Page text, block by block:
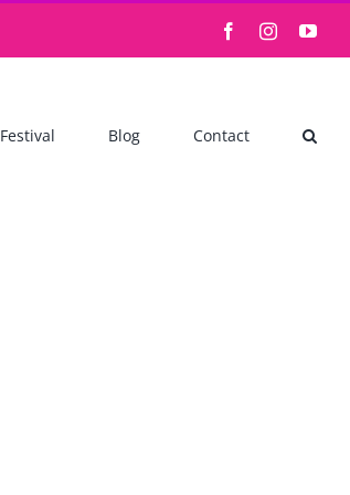
FacebookInstagram
Festival Blog Contact